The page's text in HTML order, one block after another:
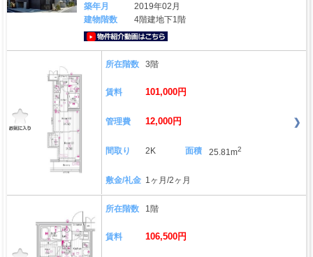
築年月
2019年02月
建物階数
4階建地下1階
所在階数 3階
賃料 101,000円
管理費 12,000円
間取り 2K 面積 25.81m2
敷金/礼金 1ヶ月/2ヶ月
所在階数 1階
賃料 106,500円